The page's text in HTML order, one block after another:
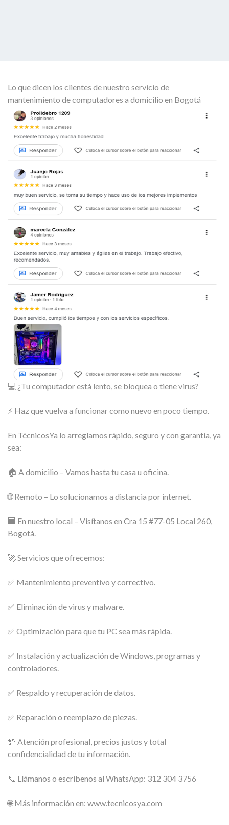
Lo que dicen los clientes de nuestro servicio de
mantenimiento de computadores a domicilio en Bogotá
💻 ¿Tu computador está lento, se bloquea o tiene virus?
⚡ Haz que vuelva a funcionar como nuevo en poco tiempo.
En TécnicosYa lo arreglamos rápido, seguro y con garantía, ya
sea:
🏠 A domicilio – Vamos hasta tu casa u oficina.
🌐 Remoto – Lo solucionamos a distancia por internet.
🏢 En nuestro local – Visítanos en Cra 15 #77-05 Local 260,
Bogotá.
🚀 Servicios que ofrecemos:
✅ Mantenimiento preventivo y correctivo.
✅ Eliminación de virus y malware.
✅ Optimización para que tu PC sea más rápida.
✅ Instalación y actualización de Windows, programas y
controladores.
✅ Respaldo y recuperación de datos.
✅ Reparación o reemplazo de piezas.
💯 Atención profesional, precios justos y total
confidencialidad de tu información.
📞 Llámanos o escríbenos al WhatsApp: 312 304 3756
🌐 Más información en: www.tecnicosya.com